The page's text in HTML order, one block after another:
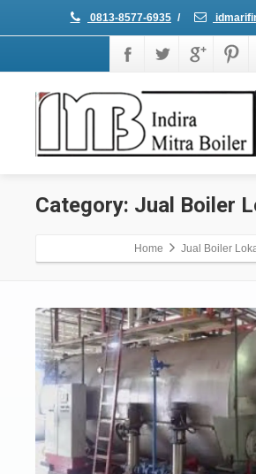
0813-8577-6935 /
Category: Jual Boiler
Home Jual Boiler